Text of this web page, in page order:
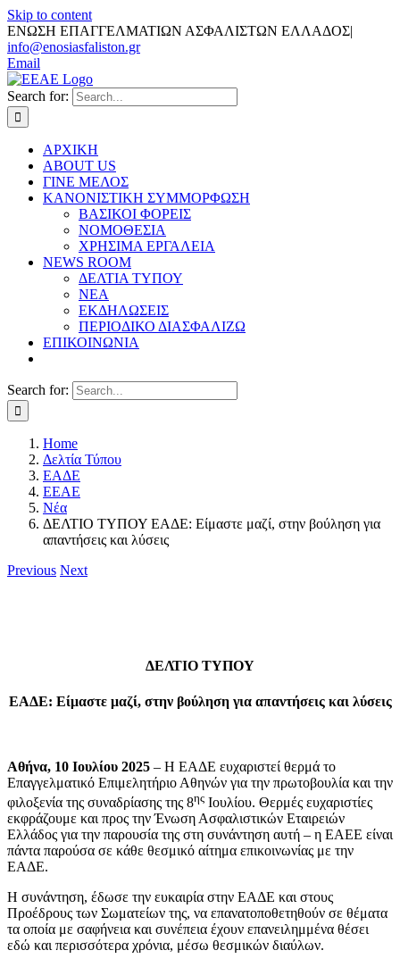
Skip to content
ΕΝΩΣΗ ΕΠΑΓΓΕΛΜΑΤΙΩΝ ΑΣΦΑΛΙΣΤΩΝ ΕΛΛΑΔΟΣ|
info@enosiasfaliston.gr
Email
Search for:
ΑΡΧΙΚΗ
ABOUT US
ΓΙΝΕ ΜΕΛΟΣ
ΚΑΝΟΝΙΣΤΙΚΗ ΣΥΜΜΟΡΦΩΣΗ
ΒΑΣΙΚΟΙ ΦΟΡΕΙΣ
ΝΟΜΟΘΕΣΙΑ
ΧΡΗΣΙΜΑ ΕΡΓΑΛΕΙΑ
NEWS ROOM
ΔΕΛΤΙΑ ΤΥΠΟΥ
ΝΕΑ
ΕΚΔΗΛΩΣΕΙΣ
ΠΕΡΙΟΔΙΚΟ ΔΙΑΣΦΑΛΙΖΩ
ΕΠΙΚΟΙΝΩΝΙΑ
Search for:
Home
Δελτία Τύπου
ΕΑΔΕ
ΕΕΑΕ
Νέα
ΔΕΛΤΙΟ ΤΥΠΟΥ ΕΑΔΕ: Είμαστε μαζί, στην βούληση για
απαντήσεις και λύσεις
Previous Next
ΔΕΛΤΙΟ ΤΥΠΟΥ
ΕΑΔΕ: Είμαστε μαζί, στην βούληση για απαντήσεις και λύσεις
Αθήνα, 10 Ιουλίου 2025 – Η ΕΑΔΕ ευχαριστεί θερμά το
Επαγγελματικό Επιμελητήριο Αθηνών για την πρωτοβουλία και την
φιλοξενία της συναδρίασης της 8ης Ιουλίου. Θερμές ευχαριστίες
εκφράζουμε και προς την Ένωση Ασφαλιστικών Εταιρειών
Ελλάδος για την παρουσία της στη συνάντηση αυτή – η ΕΑΕΕ είναι
πάντα παρούσα σε κάθε θεσμικό αίτημα επικοινωνίας με την
ΕΑΔΕ.
Η συνάντηση, έδωσε την ευκαιρία στην ΕΑΔΕ και στους
Προέδρους των Σωματείων της, να επανατοποθετηθούν σε θέματα
τα οποία με σαφήνεια και συνέπεια έχουν επανειλημμένα θέσει
εδώ και περισσότερα χρόνια, μέσω θεσμικών διαύλων.